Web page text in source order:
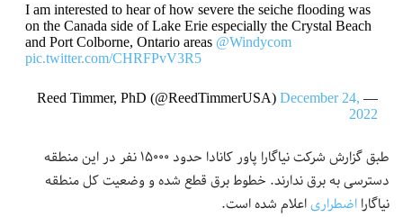
I am interested to hear of how severe the seiche flooding was
on the Canada side of Lake Erie especially the Crystal Beach
and Port Colborne, Ontario areas @Windycom
pic.twitter.com/CHRFPvV3R5
— Reed Timmer, PhD (@ReedTimmerUSA)
December 24,
2022
طبق گزارش شرکت نیاگارا پاور کانادا حدود ۱۵۰۰۰ نفر در این منطقه
دسترسی به برق ندارند. خطوط برق قطع شده و وضعیت کل منطقه
نیاگارااضطراریاعلام شده است.